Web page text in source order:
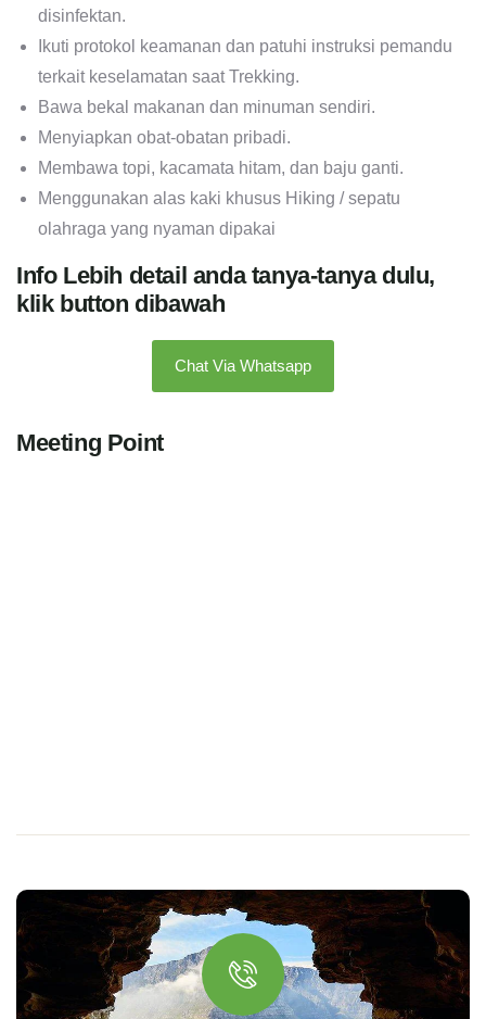
disinfektan.
Ikuti protokol keamanan dan patuhi instruksi pemandu
terkait keselamatan saat Trekking.
Bawa bekal makanan dan minuman sendiri.
Menyiapkan obat-obatan pribadi.
Membawa topi, kacamata hitam, dan baju ganti.
Menggunakan alas kaki khusus Hiking / sepatu
olahraga yang nyaman dipakai
Info Lebih detail anda tanya-tanya dulu,
klik button dibawah
Chat Via Whatsapp
Meeting Point